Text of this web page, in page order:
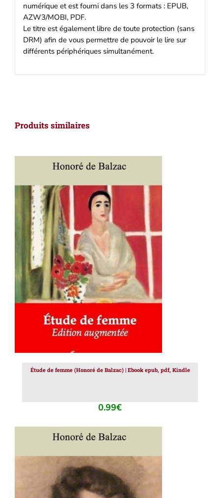
numérique et est fourni dans les 3 formats : EPUB,
AZW3/MOBI, PDF.
Le titre est également libre de toute protection (sans
DRM) afin de vous permettre de pouvoir le lire sur
différents périphériques simultanément.
Produits similaires
AJOUTER AU PANIER / DÉTAILS
Étude de femme (Honoré de Balzac) | Ebook epub, pdf, Kindle
0.99€